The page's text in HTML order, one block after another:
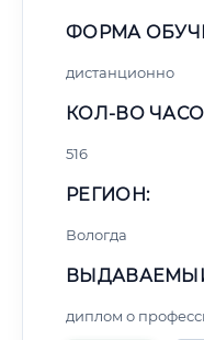
ФОРМА
дистанционно
КОЛ-ВО
516
РЕГИОН:
Вологда
диплом о